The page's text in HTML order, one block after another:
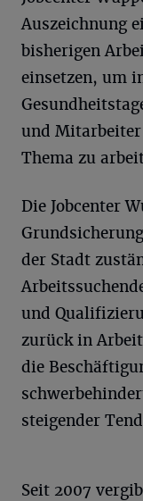
Auszeichnung
bisherigen
einsetzen, um
und
Thema zu
Die Jobcenter
der Stadt
und
zurück in
die
steigender
Seit 2007